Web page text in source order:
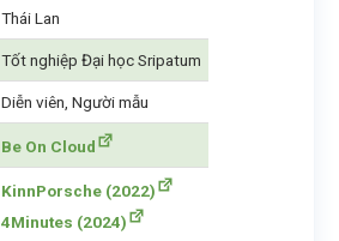
Thái Lan
Tốt nghiệp Đại học Sripatum
Diễn viên, Người mẫu
Be On Cloud
KinnPorsche (2022)
4Minutes (2024)